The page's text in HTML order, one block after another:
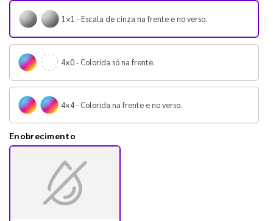
1×1 - Escala de cinza na frente e no verso.
4×0 - Colorida só na frente.
4×4 - Colorida na frente e no verso.
Enobrecimento